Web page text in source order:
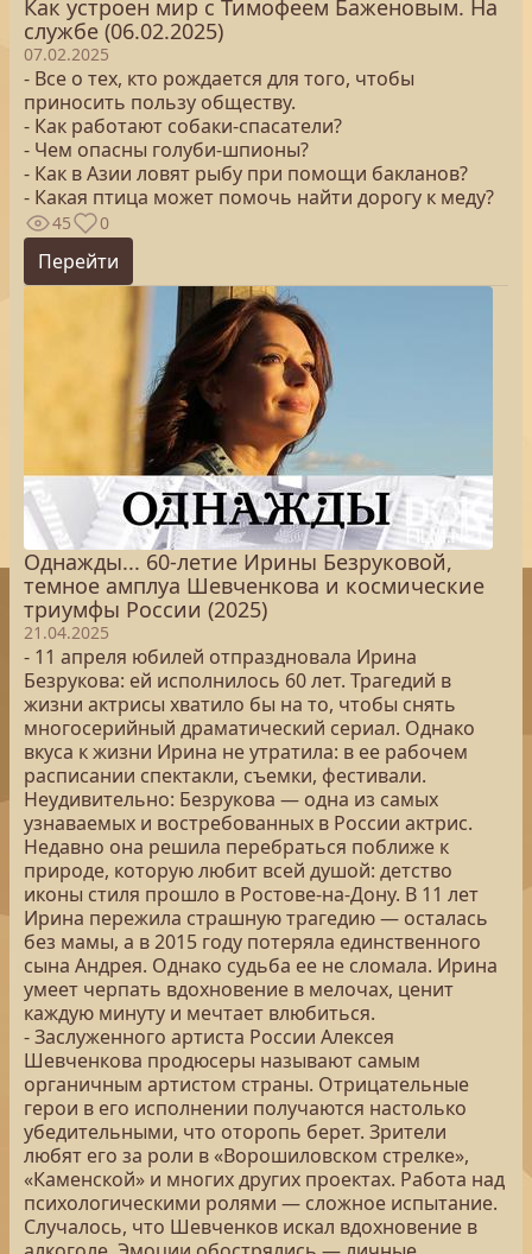
Как устроен мир с Тимофеем Баженовым. На
службе (06.02.2025)
07.02.2025
- Все о тех, кто рождается для того, чтобы
приносить пользу обществу.
- Как работают собаки-спасатели?
- Чем опасны голуби-шпионы?
- Как в Азии ловят рыбу при помощи бакланов?
- Какая птица может помочь найти дорогу к меду?
45 0
Перейти
Однажды... 60-летие Ирины Безруковой,
темное амплуа Шевченкова и космические
триумфы России (2025)
21.04.2025
- 11 апреля юбилей отпраздновала Ирина
Безрукова: ей исполнилось 60 лет. Трагедий в
жизни актрисы хватило бы на то, чтобы снять
многосерийный драматический сериал. Однако
вкуса к жизни Ирина не утратила: в ее рабочем
расписании спектакли, съемки, фестивали.
Неудивительно: Безрукова — одна из самых
узнаваемых и востребованных в России актрис.
Недавно она решила перебраться поближе к
природе, которую любит всей душой: детство
иконы стиля прошло в Ростове-на-Дону. В 11 лет
Ирина пережила страшную трагедию — осталась
без мамы, а в 2015 году потеряла единственного
сына Андрея. Однако судьба ее не сломала. Ирина
умеет черпать вдохновение в мелочах, ценит
каждую минуту и мечтает влюбиться.
- Заслуженного артиста России Алексея
Шевченкова продюсеры называют самым
органичным артистом страны. Отрицательные
герои в его исполнении получаются настолько
убедительными, что оторопь берет. Зрители
любят его за роли в «Ворошиловском стрелке»,
«Каменской» и многих других проектах. Работа над
психологическими ролями — сложное испытание.
Случалось, что Шевченков искал вдохновение в